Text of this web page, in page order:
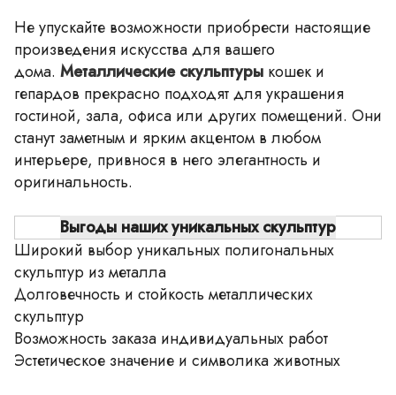
Не упускайте возможности приобрести настоящие
произведения искусства для вашего
дома. Металлические скульптуры кошек и
гепардов прекрасно подходят для украшения
гостиной, зала, офиса или других помещений. Они
станут заметным и ярким акцентом в любом
интерьере, привнося в него элегантность и
оригинальность.
Выгоды наших уникальных скульптур
Широкий выбор уникальных полигональных
скульптур из металла
Долговечность и стойкость металлических
скульптур
Возможность заказа индивидуальных работ
Эстетическое значение и символика животных